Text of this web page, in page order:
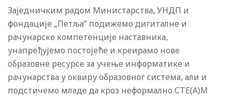
Заједничким радом Министарства, УНДП и
фондације „Петља“ подижемо дигиталне и
рачунарске компетенције наставника,
унапређујемо постојеће и креирамо нове
образовне ресурсе за учење информатике и
рачунарства у оквиру образовног система, али и
подстичемо младе да кроз неформално СТЕ(А)М